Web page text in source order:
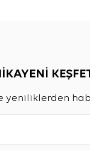
yeniliklerden